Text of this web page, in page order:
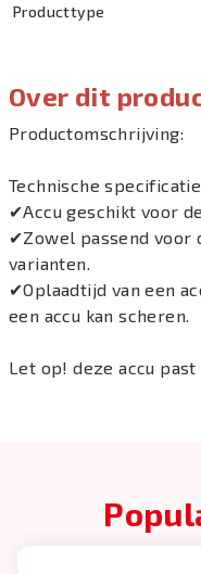
Over dit
Productomschrijving:
Technische
✔Accu geschikt voor
✔Zowel passend voor
varianten.
✔Oplaadtijd van een
een accu kan scheren.
Let op! deze accu past
Producttype